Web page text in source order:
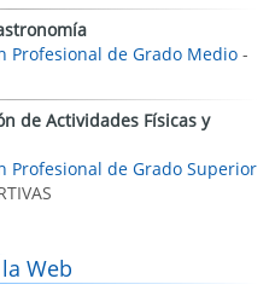
Profesional de Grado Medio -
de Actividades Físicas y
Profesional de Grado Superior
Web